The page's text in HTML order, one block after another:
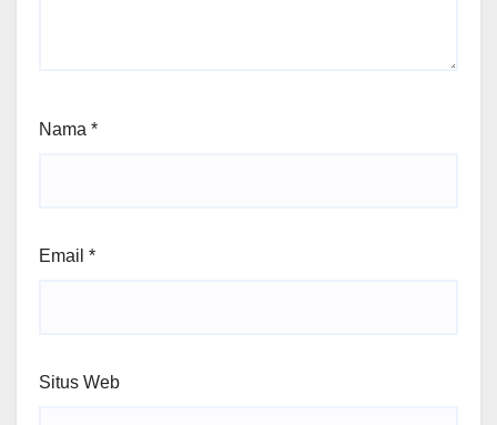
Nama *
Email *
Situs Web